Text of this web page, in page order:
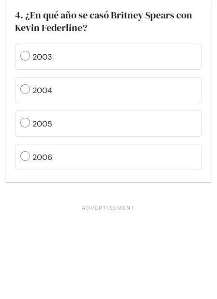
4. ¿En qué año se casó Britney Spears con
Kevin Federline?
2003
2004
2005
2006